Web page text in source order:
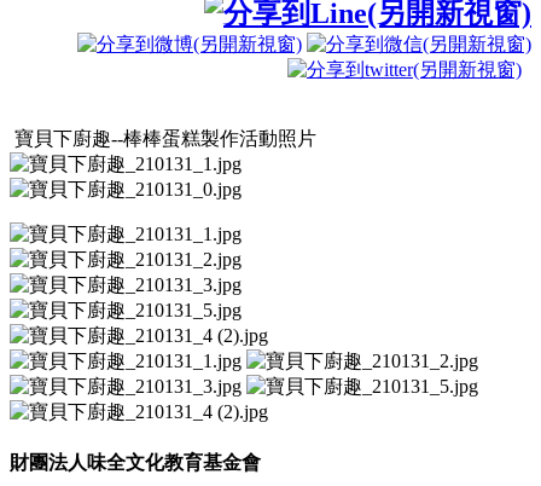
寶貝下廚趣--棒棒蛋糕製作活動照片
財團法人味全文化教育基金會